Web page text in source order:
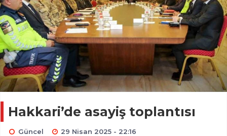
Hakkari’de asayiş toplantısı
Güncel 29 Nisan 2025 - 22:16